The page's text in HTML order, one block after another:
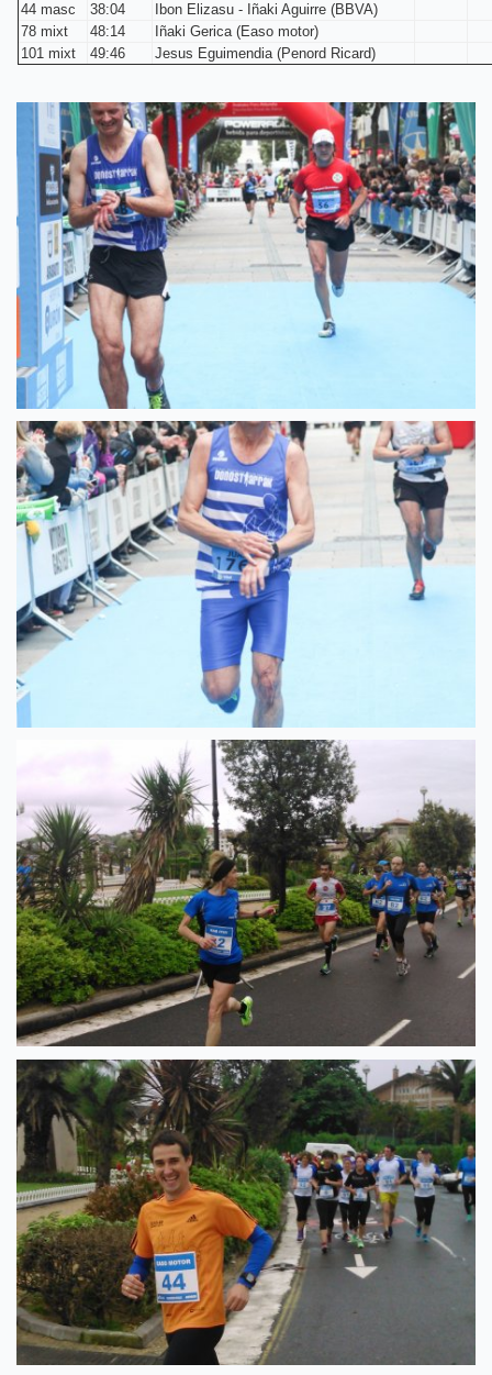
44 masc
38:04
Ibon Elizasu - Iñaki Aguirre (BBVA)
78 mixt
48:14
Iñaki Gerica (Easo motor)
101 mixt
49:46 Jesus Eguimendia (Penord Ricard)